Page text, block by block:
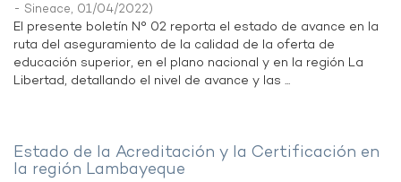
- Sineace, 01/04/2022)
El presente boletín N° 02 reporta el estado de avance en la
ruta del aseguramiento de la calidad de la oferta de
educación superior, en el plano nacional y en la región La
Libertad, detallando el nivel de avance y las ...
Estado de la Acreditación y la Certificación en
la región Lambayeque